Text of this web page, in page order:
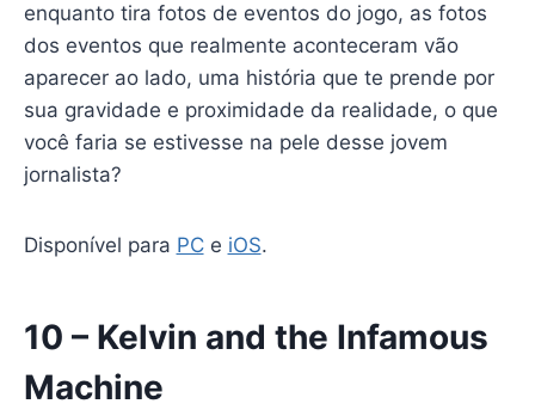
enquanto tira fotos de eventos do jogo, as fotos
dos eventos que realmente aconteceram vão
aparecer ao lado, uma história que te prende por
sua gravidade e proximidade da realidade, o que
você faria se estivesse na pele desse jovem
jornalista?
Disponível para PCe iOS.
10 – Kelvin and the Infamous
Machine